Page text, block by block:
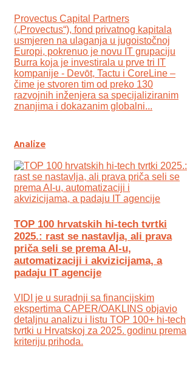
Provectus Capital Partners
(„Provectus“), fond privatnog kapitala
usmjeren na ulaganja u jugoistočnoj
Europi, pokrenuo je novu IT grupaciju
Burra koja je investirala u prve tri IT
kompanije - Devōt, Tactu i CoreLine –
čime je stvoren tim od preko 130
razvojnih inženjera sa specijaliziranim
znanjima i dokazanim globalni...
Analize
TOP 100 hrvatskih hi-tech tvrtki
2025.: rast se nastavlja, ali prava
priča seli se prema AI-u,
automatizaciji i akvizicijama, a
padaju IT agencije
VIDI je u suradnji sa financijskim
ekspertima CAPER/OAKLINS objavio
detaljnu analizu i listu TOP 100+ hi-tech
tvrtki u Hrvatskoj za 2025. godinu prema
kriteriju prihoda.